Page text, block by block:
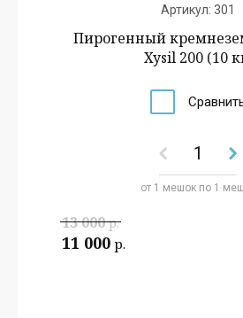
Артикул: 301
Пирогенный
Xysil 200 (10
от 1 мешок по 1
13 000р.
11 000 р.